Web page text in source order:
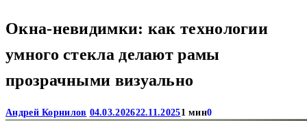
Окна-невидимки: как технологии
умного стекла делают рамы
прозрачными визуально
Андрей Корнилов 04.03.202622.11.20251 мин0